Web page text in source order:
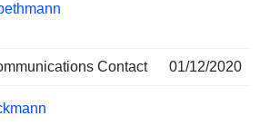
Contact 01/12/2020